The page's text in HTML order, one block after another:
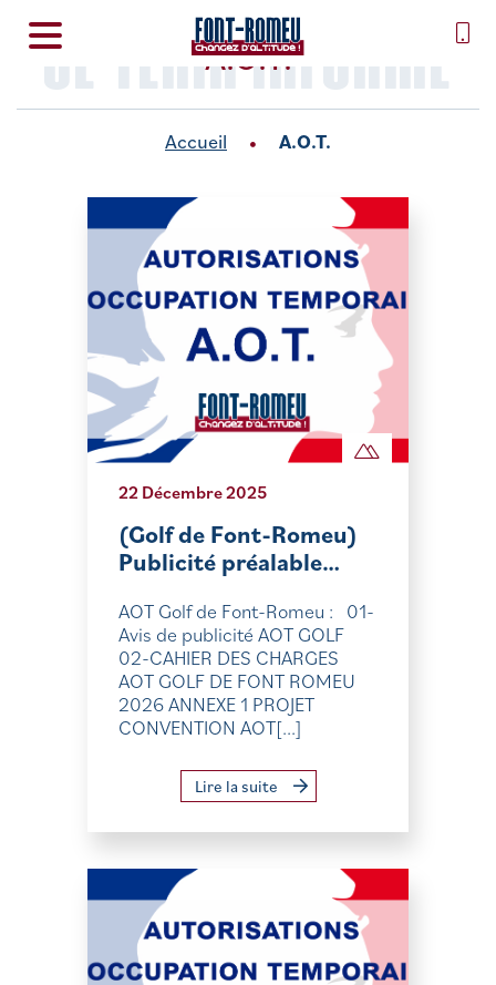
SE TENIR INFORMÉ
A.O.T.
Accueil A.O.T.
22 Décembre 2025
(Golf de Font-Romeu)
Publicité préalable…
AOT Golf de Font-Romeu : 01-
Avis de publicité AOT GOLF
02-CAHIER DES CHARGES
AOT GOLF DE FONT ROMEU
2026 ANNEXE 1 PROJET
CONVENTION AOT[...]
Lire la suite